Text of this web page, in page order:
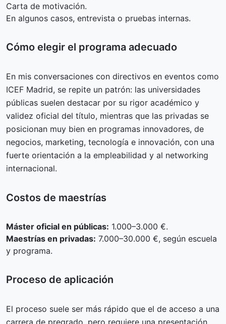
Carta de motivación.
En algunos casos, entrevista o pruebas internas.
Cómo elegir el programa adecuado
En mis conversaciones con directivos en eventos como
ICEF Madrid, se repite un patrón: las universidades
públicas suelen destacar por su rigor académico y
validez oficial del título, mientras que las privadas se
posicionan muy bien en programas innovadores, de
negocios, marketing, tecnología e innovación, con una
fuerte orientación a la empleabilidad y al networking
internacional.
Costos de maestrías
Máster oficial en públicas: 1.000–3.000 €.
Maestrías en privadas: 7.000–30.000 €, según escuela
y programa.
Proceso de aplicación
El proceso suele ser más rápido que el de acceso a una
carrera de pregrado, pero requiere una presentación